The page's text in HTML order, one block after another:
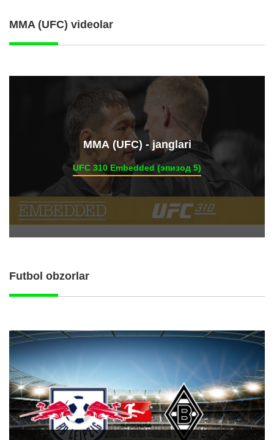
MMA (UFC) videolar
ММА (UFC) - janglari
UFC 310 Embedded (эпизод 5)
Futbol obzorlar